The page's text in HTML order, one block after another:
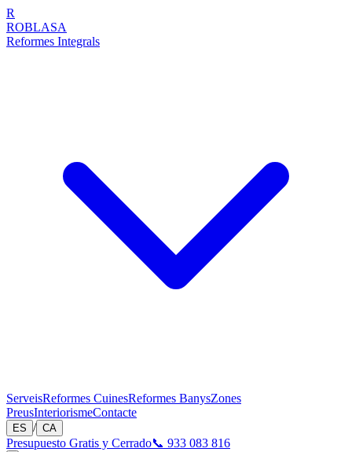
R
ROBLASA
Reformes Integrals
ServeisReformes CuinesReformes BanysZones
PreusInteriorismeContacte
ES / CA
Presupuesto Gratis y Cerrado📞 933 083 816